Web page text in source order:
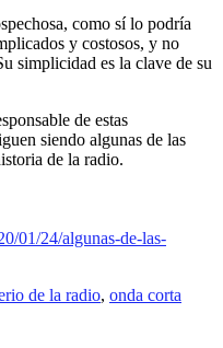
como sí lo podría
y costosos, y no
simplicidad es la clave de su
de estas
siendo algunas de las
de la radio.
01/24/algunas-de-las-
de la radio, onda corta